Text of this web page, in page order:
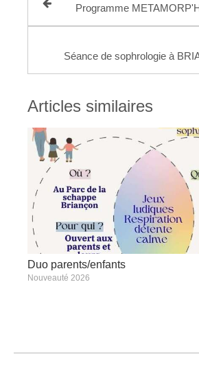
Programme
Séance de sophrologie à
Articles similaires
Duo parents/enfants
Nouveauté 2026